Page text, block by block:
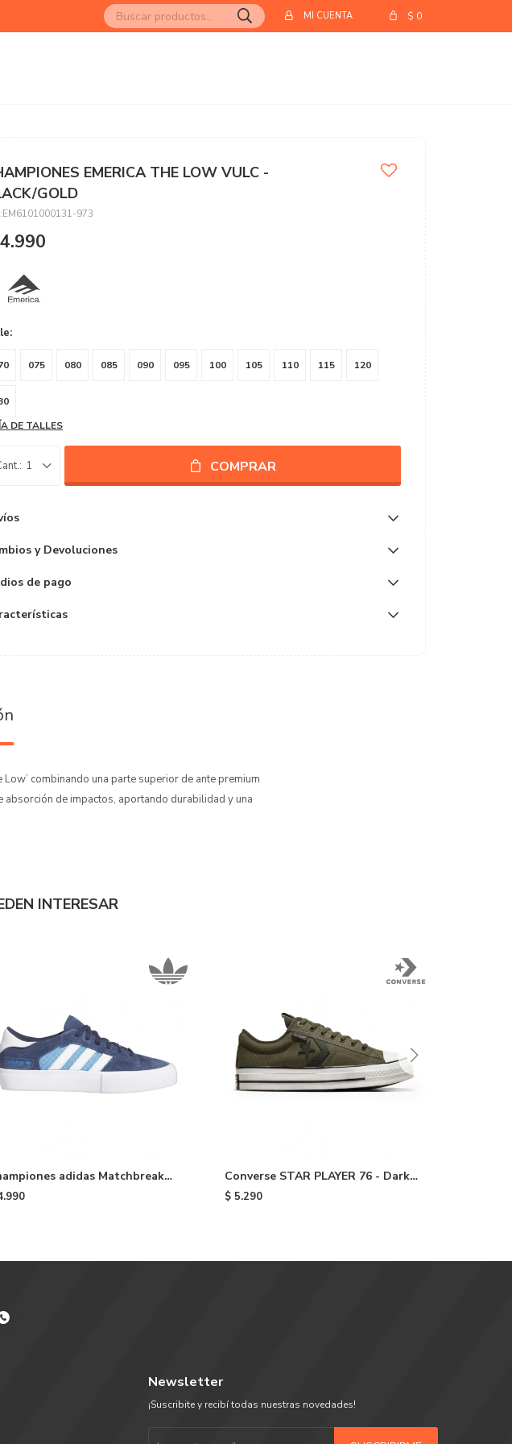
$ 0
EMERICA THE LOW VULC -
GOLD
EM6101000131-973
4.990
075 080 085 090 095 100 105 110 115 120
DE TALLES
1 COMPRAR
y Devoluciones
de pago
combinando una parte superior de ante premium
de impactos, aportando durabilidad y una
INTERESAR
adidas Matchbreak
- Navy
Converse STAR PLAYER 76 - Dark
Green
$ 5.290
Newsletter
¡Suscribite y recibí todas nuestras novedades!